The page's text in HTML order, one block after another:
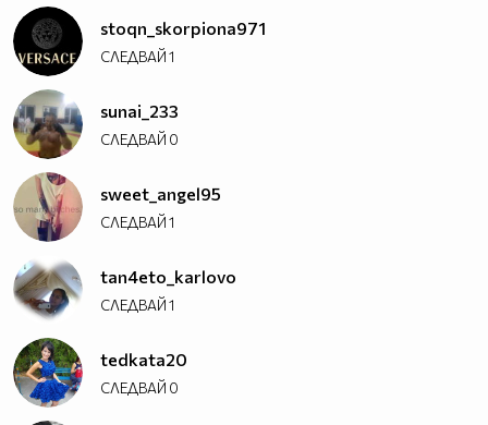
stoqn_skorpiona971
СЛЕДВАЙ1
sunai_233
СЛЕДВАЙ 0
sweet_angel95
СЛЕДВАЙ1
tan4eto_karlovo
СЛЕДВАЙ1
tedkata20
СЛЕДВАЙ 0